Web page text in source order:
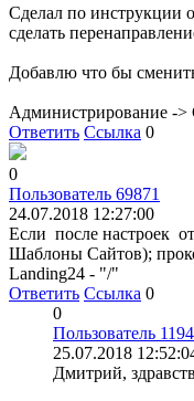
Сделал по инструкции
сделать
Добавлю что бы
Администрирование ->
Ответить Ссылка 0
0
Пользователь 69871
24.07.2018 12:27:00
Если после настроек
Шаблоны Сайтов);
Landing24 - "/"
Ответить Ссылка 0
0
Пользователь
25.07.2018
Дмитрий,